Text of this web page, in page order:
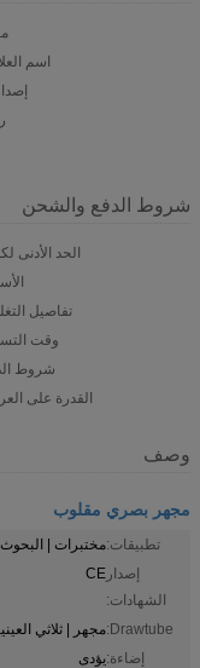
اسم
شروط الدفع والشحن
الحد الأدنى
تفاصيل
وقت
شروط
القدرة على
وصف
مجهر بصري مقلوب
تطبيقات:مختبرات | البحوث
إصدار
الشهادات:
CE
Drawtube: مجهر | ثلاثي
إضاءة:يؤدى